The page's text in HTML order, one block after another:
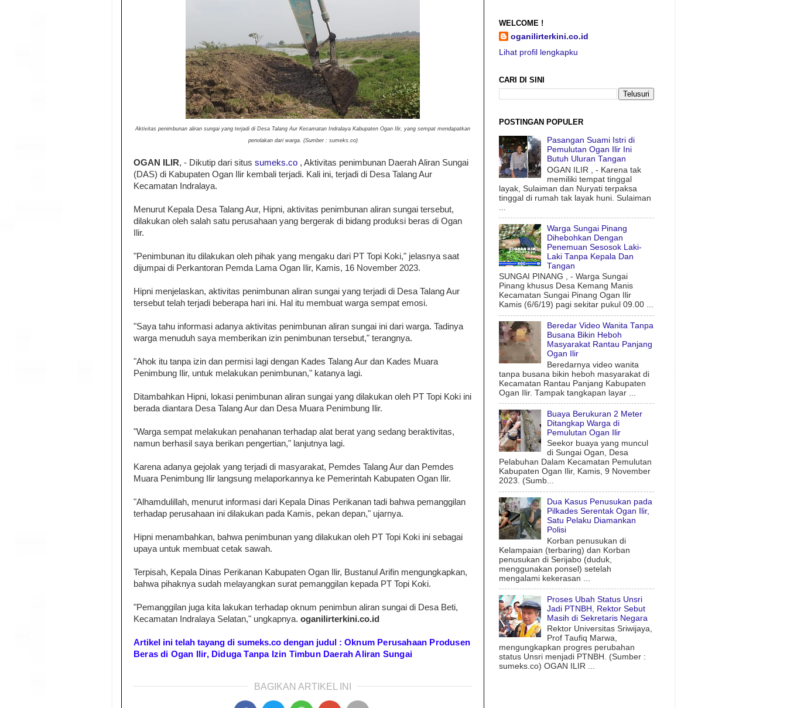
Aktivitas penimbunan aliran sungai yang terjadi di Desa Talang Aur Kecamatan Indralaya Kabupaten Ogan Ilir, yang sempat mendapatkan
penolakan dari warga. (Sumber : sumeks.co)
OGAN ILIR, - Dikutip dari situs sumeks.co , Aktivitas penimbunan Daerah Aliran Sungai
(DAS) di Kabupaten Ogan Ilir kembali terjadi. Kali ini, terjadi di Desa Talang Aur
Kecamatan Indralaya.
Menurut Kepala Desa Talang Aur, Hipni, aktivitas penimbunan aliran sungai tersebut,
dilakukan oleh salah satu perusahaan yang bergerak di bidang produksi beras di Ogan
Ilir.
"Penimbunan itu dilakukan oleh pihak yang mengaku dari PT Topi Koki," jelasnya saat
dijumpai di Perkantoran Pemda Lama Ogan Ilir, Kamis, 16 November 2023.
Hipni menjelaskan, aktivitas penimbunan aliran sungai yang terjadi di Desa Talang Aur
tersebut telah terjadi beberapa hari ini. Hal itu membuat warga sempat emosi.
"Saya tahu informasi adanya aktivitas penimbunan aliran sungai ini dari warga. Tadinya
warga menuduh saya memberikan izin penimbunan tersebut," terangnya.
"Ahok itu tanpa izin dan permisi lagi dengan Kades Talang Aur dan Kades Muara
Penimbung Ilir, untuk melakukan penimbunan," katanya lagi.
Ditambahkan Hipni, lokasi penimbunan aliran sungai yang dilakukan oleh PT Topi Koki ini
berada diantara Desa Talang Aur dan Desa Muara Penimbung Ilir.
"Warga sempat melakukan penahanan terhadap alat berat yang sedang beraktivitas,
namun berhasil saya berikan pengertian," lanjutnya lagi.
Karena adanya gejolak yang terjadi di masyarakat, Pemdes Talang Aur dan Pemdes
Muara Penimbung Ilir langsung melaporkannya ke Pemerintah Kabupaten Ogan Ilir.
"Alhamdulillah, menurut informasi dari Kepala Dinas Perikanan tadi bahwa pemanggilan
terhadap perusahaan ini dilakukan pada Kamis, pekan depan," ujarnya.
Hipni menambahkan, bahwa penimbunan yang dilakukan oleh PT Topi Koki ini sebagai
upaya untuk membuat cetak sawah.
Terpisah, Kepala Dinas Perikanan Kabupaten Ogan Ilir, Bustanul Arifin mengungkapkan,
bahwa pihaknya sudah melayangkan surat pemanggilan kepada PT Topi Koki.
"Pemanggilan juga kita lakukan terhadap oknum penimbun aliran sungai di Desa Beti,
Kecamatan Indralaya Selatan," ungkapnya. oganilirterkini.co.id
Artikel ini telah tayang di sumeks.co dengan judul : Oknum Perusahaan Produsen
Beras di Ogan Ilir, Diduga Tanpa Izin Timbun Daerah Aliran Sungai
BAGIKAN ARTIKEL INI
WELCOME !
oganilirterkini.co.id
Lihat profil lengkapku
CARI DI SINI
POSTINGAN POPULER
Pasangan Suami Istri di
Pemulutan Ogan Ilir Ini
Butuh Uluran Tangan
OGAN ILIR , - Karena tak
memiliki tempat tinggal
layak, Sulaiman dan Nuryati terpaksa
tinggal di rumah tak layak huni. Sulaiman
Warga Sungai Pinang
Dihebohkan Dengan
Penemuan Sesosok Laki-
Laki Tanpa Kepala Dan
Tangan
SUNGAI PINANG , - Warga Sungai
Pinang khusus Desa Kemang Manis
Kecamatan Sungai Pinang Ogan Ilir
Kamis (6/6/19) pagi sekitar pukul 09.00 ...
Beredar Video Wanita Tanpa
Busana Bikin Heboh
Masyarakat Rantau Panjang
Ogan Ilir
Beredarnya video wanita
tanpa busana bikin heboh masyarakat di
Kecamatan Rantau Panjang Kabupaten
Ogan Ilir. Tampak tangkapan layar ...
Buaya Berukuran 2 Meter
Ditangkap Warga di
Pemulutan Ogan Ilir
Seekor buaya yang muncul
di Sungai Ogan, Desa
Pelabuhan Dalam Kecamatan Pemulutan
Kabupaten Ogan Ilir, Kamis, 9 November
2023. (Sumb...
Dua Kasus Penusukan pada
Pilkades Serentak Ogan Ilir,
Satu Pelaku Diamankan
Polisi
Korban penusukan di
Kelampaian (terbaring) dan Korban
penusukan di Serijabo (duduk,
menggunakan ponsel) setelah
mengalami kekerasan ...
Proses Ubah Status Unsri
Jadi PTNBH, Rektor Sebut
Masih di Sekretaris Negara
Rektor Universitas Sriwijaya,
Prof Taufiq Marwa,
mengungkapkan progres perubahan
status Unsri menjadi PTNBH. (Sumber :
sumeks.co) OGAN ILIR ...